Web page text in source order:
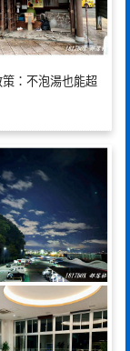
：不泡湯也能超